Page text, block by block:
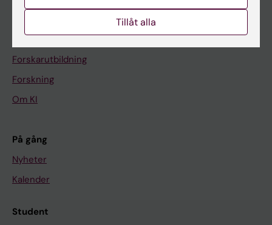
Forskarutbildning
Forskning
Om KI
På gång
Nyheter
Kalender
Student
Tillåt alla